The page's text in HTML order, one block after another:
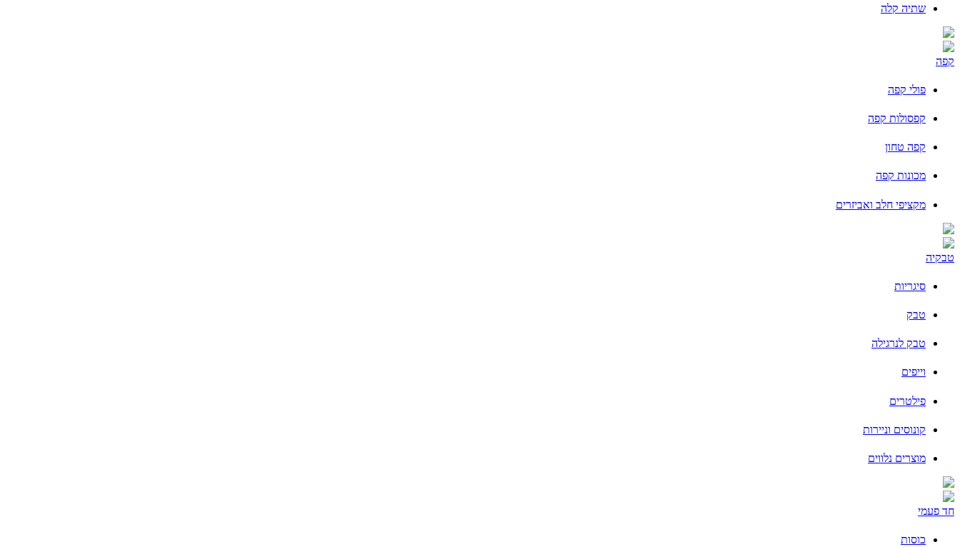
שתיה קלה
קפה
פולי קפה
קפסולות קפה
קפה טחון
מכונות קפה
מקציפי חלב ואביזרים
טבקיה
סיגריות
טבק
טבק לנרגילה
וייפים
פילטרים
קונוסים וניירות
מוצרים נלווים
חד פעמי
כוסות